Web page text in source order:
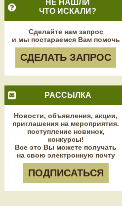
НЕ НАШЛИ
ЧТО ИСКАЛИ?
Сделайте нам запрос
и мы постараемся Вам помочь
СДЕЛАТЬ ЗАПРОС
РАССЫЛКА
Новости, объявления, акции,
приглашения на мероприятия.
поступление новинок,
конкурсы!
Все это Вы можете получать
на свою электронную почту
ПОДПИСАТЬСЯ